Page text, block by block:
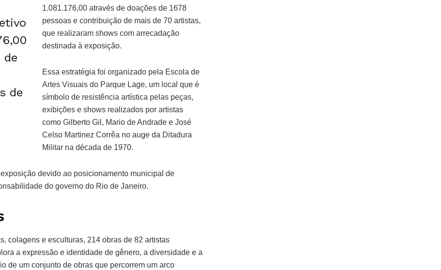
de
de
1.081.176,00 através de doações de 1678
pessoas e contribuição de mais de 70 artistas,
que realizaram shows com arrecadação
destinada à exposição.
Essa estratégia foi organizado pela Escola de
Artes Visuais do Parque Lage, um local que é
símbolo de resistência artística pelas peças,
exibições e shows realizados por artistas
como Gilberto Gil, Mario de Andrade e José
Celso Martinez Corrêa no auge da Ditadura
Militar na década de 1970.
devido ao posicionamento municipal de
do governo do Rio de Janeiro.
colagens e esculturas, 214 obras de 82 artistas
a expressão e identidade de gênero, a diversidade e a
de um conjunto de obras que percorrem um arco